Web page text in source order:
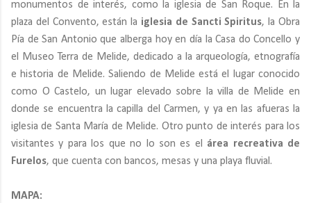
monumentos de interés, como la iglesia de San Roque. En la
plaza del Convento, están la iglesia de Sancti Spiritus, la Obra
Pía de San Antonio que alberga hoy en día la Casa do Concello y
el Museo Terra de Melide, dedicado a la arqueología, etnografía
e historia de Melide. Saliendo de Melide está el lugar conocido
como O Castelo, un lugar elevado sobre la villa de Melide en
donde se encuentra la capilla del Carmen, y ya en las afueras la
iglesia de Santa María de Melide. Otro punto de interés para los
visitantes y para los que no lo son es el área recreativa de
Furelos, que cuenta con bancos, mesas y una playa fluvial.
MAPA: